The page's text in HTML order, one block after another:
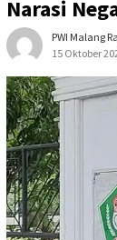
Narasi
PWI Malang
15 Oktober